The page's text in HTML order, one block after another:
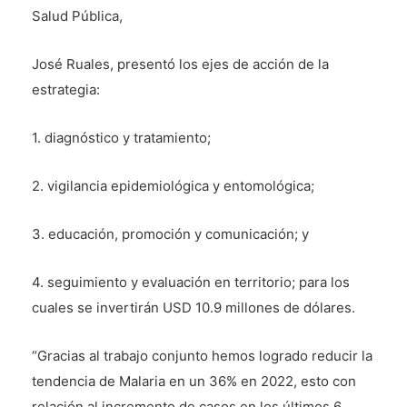
Salud Pública,
José Ruales, presentó los ejes de acción de la
estrategia:
1. diagnóstico y tratamiento;
2. vigilancia epidemiológica y entomológica;
3. educación, promoción y comunicación; y
4. seguimiento y evaluación en territorio; para los
cuales se invertirán USD 10.9 millones de dólares.
“Gracias al trabajo conjunto hemos logrado reducir la
tendencia de Malaria en un 36% en 2022, esto con